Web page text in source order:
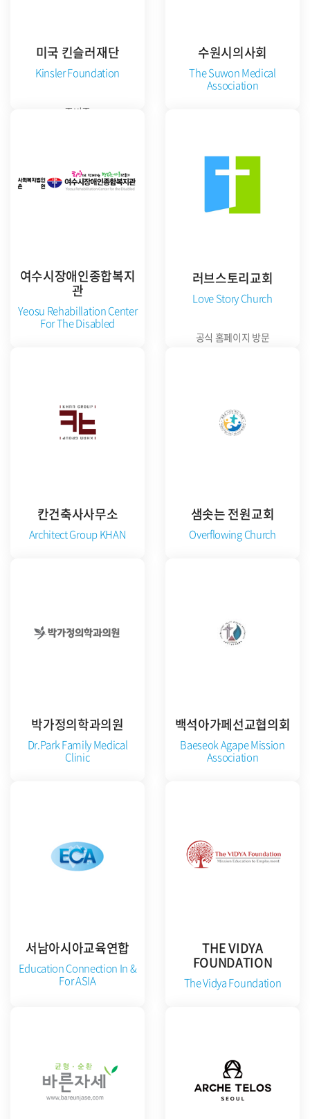
미국 킨슬러재단
Kinsler Foundation
준비중
수원시의사회
The Suwon Medical
Association
여수시장애인종합복지
관
Yeosu Rehabillation Center
For The Disabled
러브스토리교회
Love Story Church
공식 홈페이지 방문
칸건축사사무소
Architect Group KHAN
샘솟는 전원교회
Overflowing Church
박가정의학과의원
Dr.Park Family Medical
Clinic
백석아가페선교협의회
Baeseok Agape Mission
Association
서남아시아교육연합
Education Connection In &
For ASIA
THE VIDYA
FOUNDATION
The Vidya Foundation